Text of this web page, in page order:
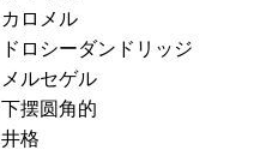
カロメル
ドロシーダンドリッジ
メルセゲル
下摆圆角的
井格